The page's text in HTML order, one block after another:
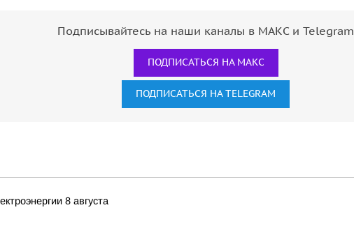
Подписывайтесь на наши каналы в МАКС и Telegram
ПОДПИСАТЬСЯ НА МАКС
ПОДПИСАТЬСЯ НА TELEGRAM
8 августа